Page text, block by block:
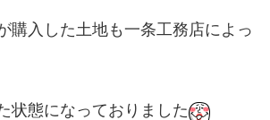
購入した土地も一条工務店によっ
状態になっておりました